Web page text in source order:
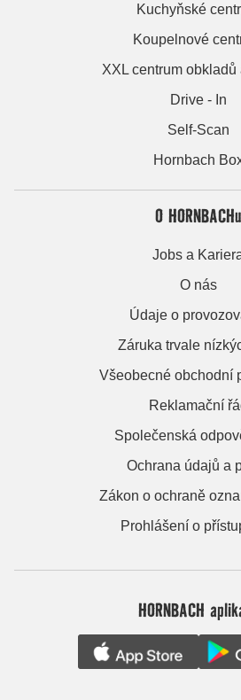
Kuchyňské
Koupelnové
XXL centrum obkladů
Drive - In
Self-Scan
Hornbach
O HORNBACHu
Jobs a
O nás
Údaje o
Záruka trvale
Všeobecné obchodní
Reklamační
Společenská
Ochrana údajů a
Zákon o ochraně
Prohlášení o
HORNBACH